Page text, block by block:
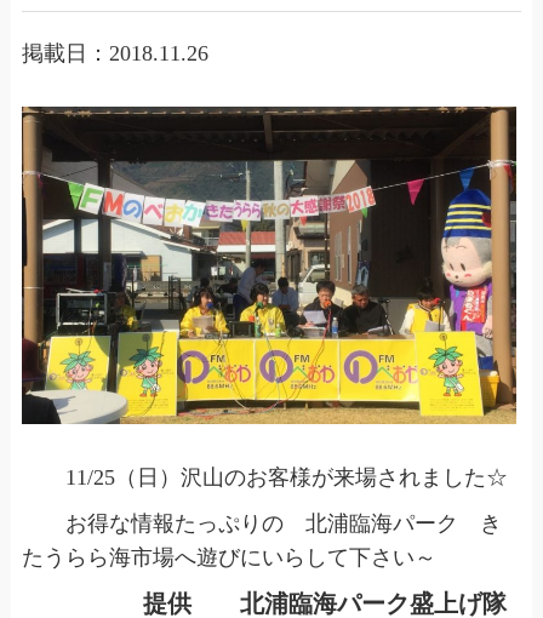
掲載日：2018.11.26
11/25（日）沢山のお客様が来場されました☆
お得な情報たっぷりの 北浦臨海パーク き
たうらら海市場へ遊びにいらして下さい～
提供 北浦臨海パーク盛上げ隊